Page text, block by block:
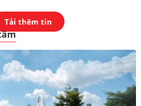
Tải thêm tin